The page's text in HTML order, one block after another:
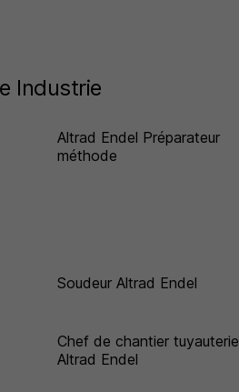
Industrie
Altrad Endel Préparateur
méthode
Soudeur Altrad Endel
Chef de chantier tuyauterie
Altrad Endel